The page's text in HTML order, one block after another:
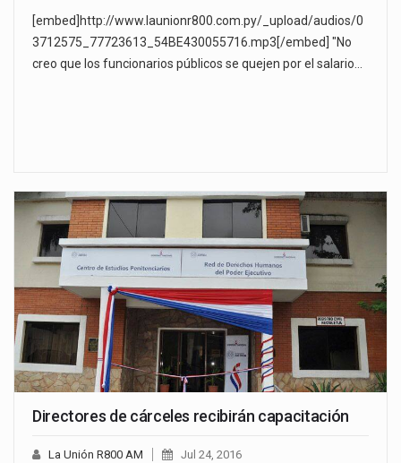
[embed]http://www.launionr800.com.py/_upload/audios/0
3712575_77723613_54BE430055716.mp3[/embed] "No
creo que los funcionarios públicos se quejen por el salario…
Directores de cárceles recibirán capacitación
La Unión R800 AM Jul 24, 2016